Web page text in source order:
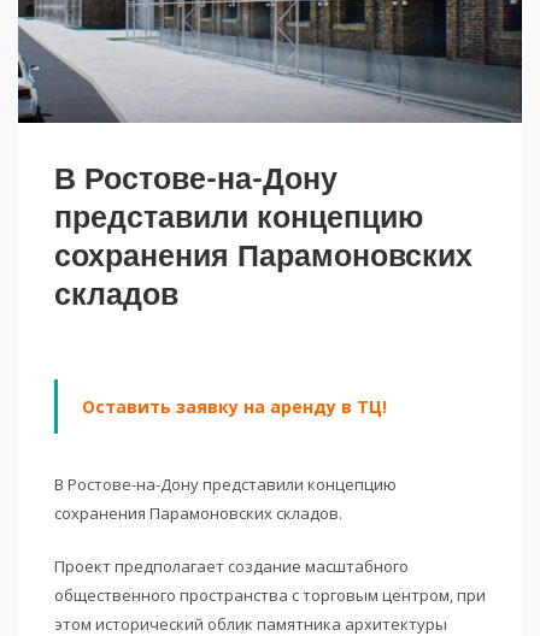
В Ростове-на-Дону
представили концепцию
сохранения Парамоновских
складов
Оставить заявку на аренду в ТЦ!
В Ростове-на-Дону представили концепцию
сохранения Парамоновских складов.
Проект предполагает создание масштабного
общественного пространства с торговым центром, при
этом исторический облик памятника архитектуры